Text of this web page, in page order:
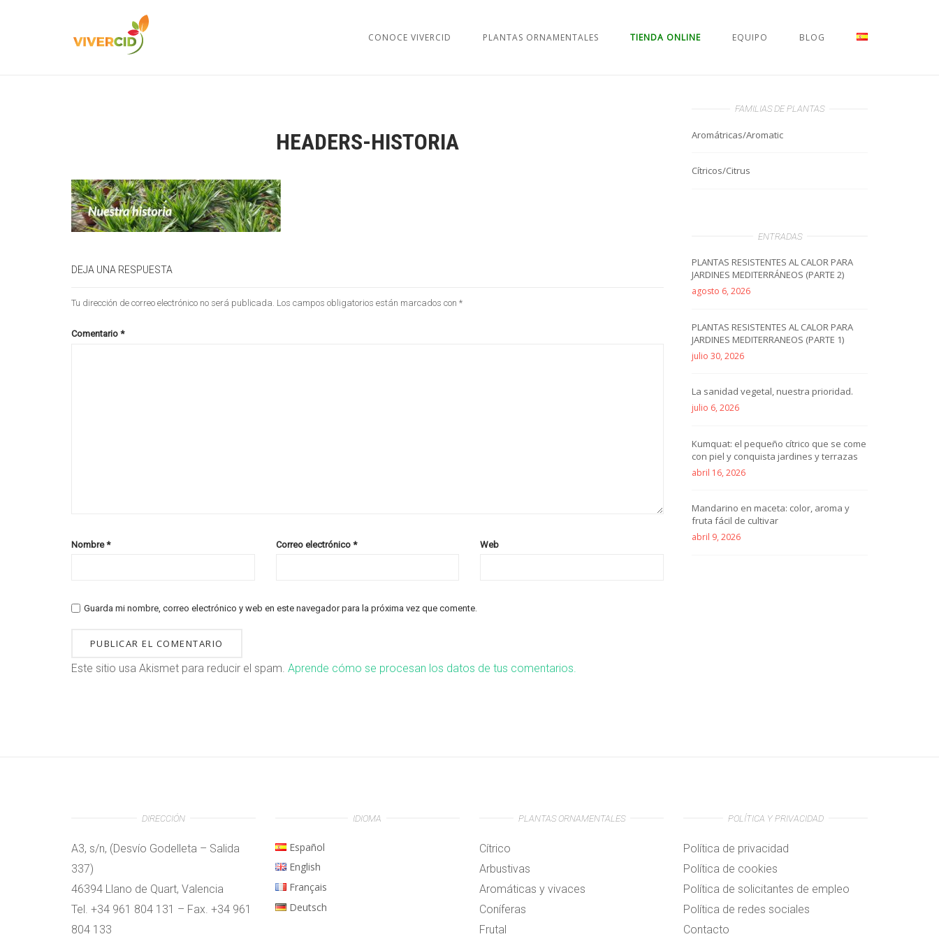
CONOCE VIVERCID PLANTAS ORNAMENTALES TIENDA ONLINE EQUIPO BLOG
HEADERS-HISTORIA
DEJA UNA RESPUESTA
Tu dirección de correo electrónico no será publicada. Los campos obligatorios están marcados con *
Comentario *
Nombre* Correo electrónico * Web
Guarda mi nombre, correo electrónico y web en este navegador para la próxima vez que comente.
Este sitio usa Akismet para reducir el spam. Aprende cómo se procesan los datos de tus comentarios.
FAMILIAS DE PLANTAS
Aromátricas/Aromatic
Cítricos/Citrus
ENTRADAS
PLANTAS RESISTENTES AL CALOR PARA
JARDINES MEDITERRÁNEOS (PARTE 2)
agosto 6, 2026
PLANTAS RESISTENTES AL CALOR PARA
JARDINES MEDITERRANEOS (PARTE 1)
julio 30, 2026
La sanidad vegetal, nuestra prioridad.
julio 6, 2026
Kumquat: el pequeño cítrico que se come
con piel y conquista jardines y terrazas
abril 16, 2026
Mandarino en maceta: color, aroma y
fruta fácil de cultivar
abril 9, 2026
DIRECCIÓN
A3, s/n, (Desvío Godelleta – Salida
337)
46394 Llano de Quart, Valencia
Tel. +34 961 804 131 – Fax. +34 961
804 133
IDIOMA
Español
English
Français
Deutsch
PLANTAS ORNAMENTALES
Cítrico
Arbustivas
Aromáticas y vivaces
Coníferas
Frutal
POLÍTICA Y PRIVACIDAD
Política de privacidad
Política de cookies
Política de solicitantes de empleo
Política de redes sociales
Contacto